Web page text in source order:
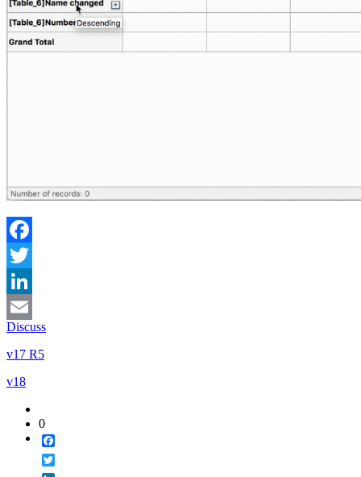
Facebook
Twitter
LinkedIn
Email
Discuss
v17 R5
v18
0